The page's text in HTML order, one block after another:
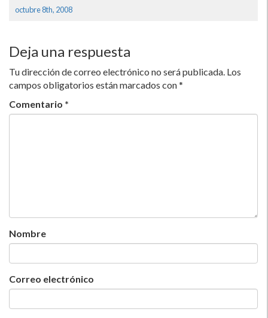
octubre 8th, 2008
Deja una respuesta
Tu dirección de correo electrónico no será publicada. Los
campos obligatorios están marcados con*
Comentario *
Nombre
Correo electrónico